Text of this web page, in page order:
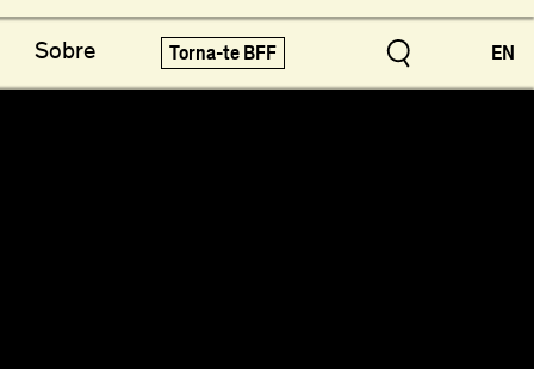
Sobre Torna-te BFF EN
do Arquivo
X-Novo
Festivais e Mostras